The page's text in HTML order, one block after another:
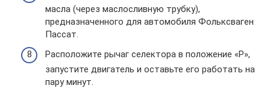
масла (через маслосливную трубку),
предназначенного для автомобиля Фольксваген
Пассат.
Расположите рычаг селектора в положение «Р»,
запустите двигатель и оставьте его работать на
пару минут.